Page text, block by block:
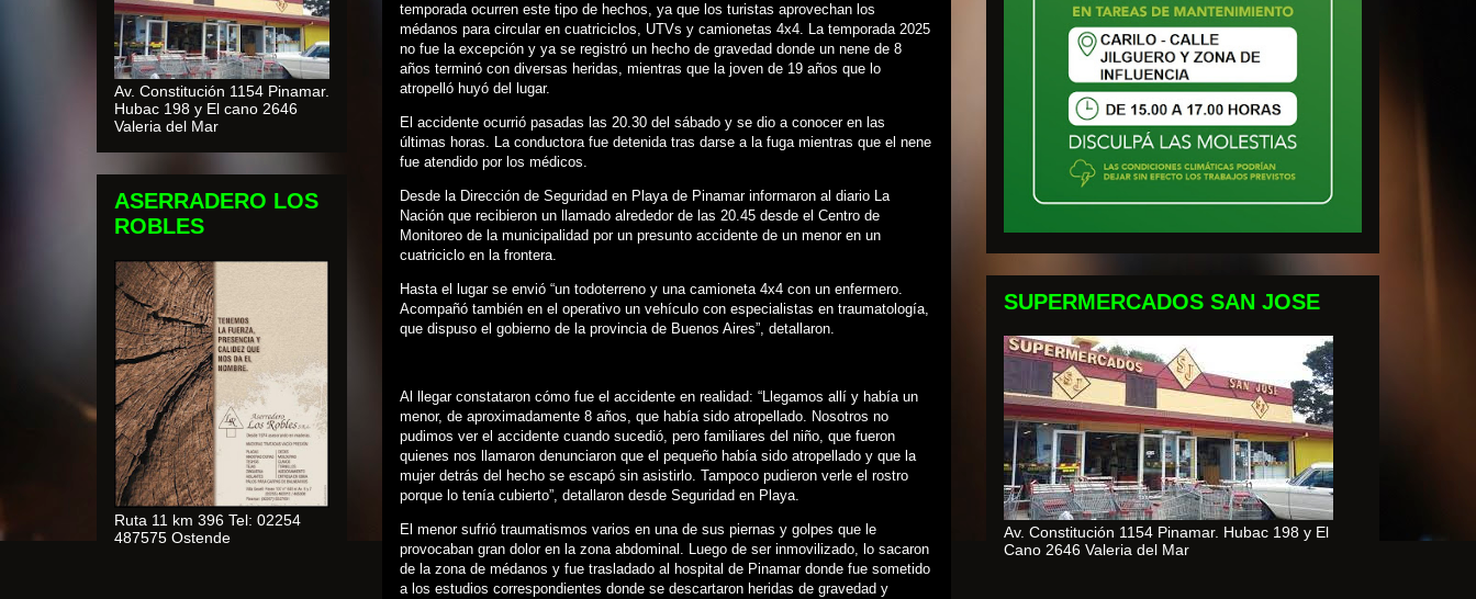
temporada ocurren este tipo de hechos, ya que los turistas aprovechan los
médanos para circular en cuatriciclos, UTVs y camionetas 4x4. La temporada 2025
no fue la excepción y ya se registró un hecho de gravedad donde un nene de 8
años terminó con diversas heridas, mientras que la joven de 19 años que lo
atropelló huyó del lugar.
El accidente ocurrió pasadas las 20.30 del sábado y se dio a conocer en las
últimas horas. La conductora fue detenida tras darse a la fuga mientras que el nene
fue atendido por los médicos.
Desde la Dirección de Seguridad en Playa de Pinamar informaron al diario La
Nación que recibieron un llamado alrededor de las 20.45 desde el Centro de
Monitoreo de la municipalidad por un presunto accidente de un menor en un
cuatriciclo en la frontera.
Hasta el lugar se envió “un todoterreno y una camioneta 4x4 con un enfermero.
Acompañó también en el operativo un vehículo con especialistas en traumatología,
que dispuso el gobierno de la provincia de Buenos Aires”, detallaron.
Al llegar constataron cómo fue el accidente en realidad: “Llegamos allí y había un
menor, de aproximadamente 8 años, que había sido atropellado. Nosotros no
pudimos ver el accidente cuando sucedió, pero familiares del niño, que fueron
quienes nos llamaron denunciaron que el pequeño había sido atropellado y que la
mujer detrás del hecho se escapó sin asistirlo. Tampoco pudieron verle el rostro
porque lo tenía cubierto”, detallaron desde Seguridad en Playa.
El menor sufrió traumatismos varios en una de sus piernas y golpes que le
provocaban gran dolor en la zona abdominal. Luego de ser inmovilizado, lo sacaron
de la zona de médanos y fue trasladado al hospital de Pinamar donde fue sometido
a los estudios correspondientes donde se descartaron heridas de gravedad y
Av. Constitución 1154 Pinamar.
Hubac 198 y El cano 2646
Valeria del Mar
ASERRADERO LOS
ROBLES
Ruta 11 km 396 Tel: 02254
487575 Ostende
SUPERMERCADOS SAN JOSE
Av. Constitución 1154 Pinamar. Hubac 198 y El
Cano 2646 Valeria del Mar